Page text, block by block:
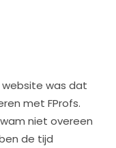
was dat
met FProfs.
niet overeen
de tijd